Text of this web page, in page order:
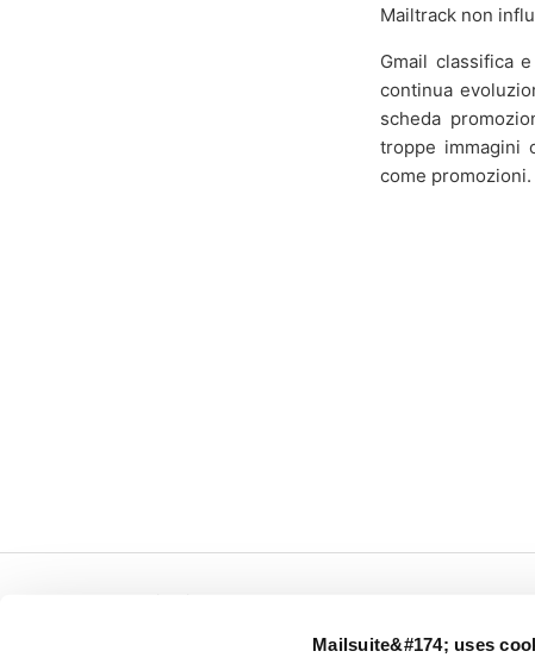
Mailsuite&#174; uses
Mailtrack non
Gmail classifica
continua
scheda
troppe immagini
come promozioni.